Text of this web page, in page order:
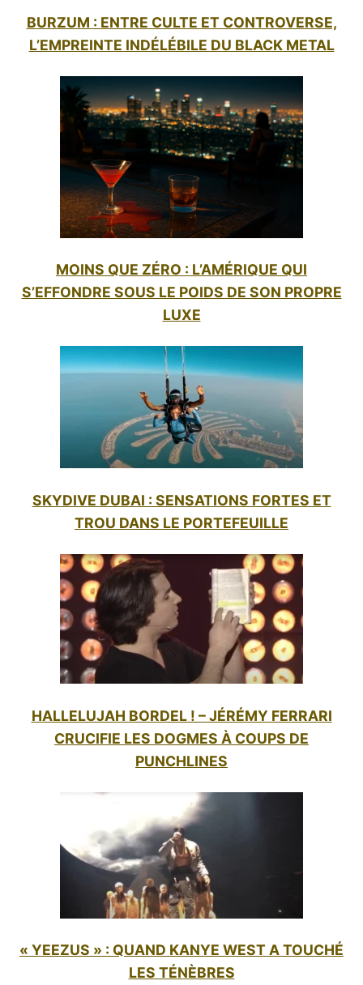
BURZUM : ENTRE CULTE ET CONTROVERSE,
L’EMPREINTE INDÉLÉBILE DU BLACK METAL
MOINS QUE ZÉRO : L’AMÉRIQUE QUI
S’EFFONDRE SOUS LE POIDS DE SON PROPRE
LUXE
SKYDIVE DUBAI : SENSATIONS FORTES ET
TROU DANS LE PORTEFEUILLE
HALLELUJAH BORDEL ! – JÉRÉMY FERRARI
CRUCIFIE LES DOGMES À COUPS DE
PUNCHLINES
« YEEZUS » : QUAND KANYE WEST A TOUCHÉ
LES TÉNÈBRES